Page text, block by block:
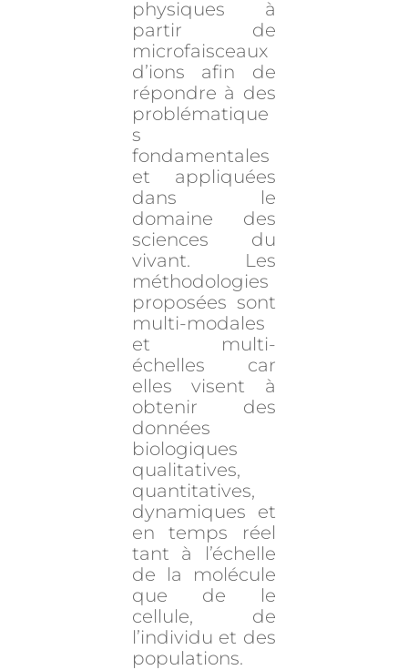
physiques à
partir de
microfaisceaux
d’ions afin de
répondre à des
problématique
s
fondamentales
et appliquées
dans le
domaine des
sciences du
vivant. Les
méthodologies
proposées sont
multi-modales
et multi-
échelles car
elles visent à
obtenir des
données
biologiques
qualitatives,
quantitatives,
dynamiques et
en temps réel
tant à l’échelle
de la molécule
que de le
cellule, de
l’individu et des
populations.